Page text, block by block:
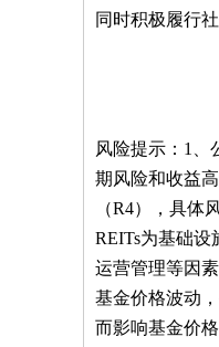
同时积极履行
风险提示：1、
期风险和收益
（R4），具体
REITs为基础设
运营管理等因
基金价格波动
而影响基金价